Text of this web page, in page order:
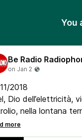
You
Be Radio
2018
Dio dell’elettricità,
nella lontana
salate imposte sui
i collegamenti della